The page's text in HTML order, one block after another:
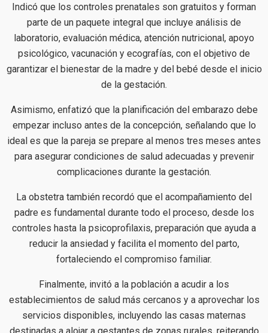
Indicó que los controles prenatales son gratuitos y forman
parte de un paquete integral que incluye análisis de
laboratorio, evaluación médica, atención nutricional, apoyo
psicológico, vacunación y ecografías, con el objetivo de
garantizar el bienestar de la madre y del bebé desde el inicio
de la gestación.
Asimismo, enfatizó que la planificación del embarazo debe
empezar incluso antes de la concepción, señalando que lo
ideal es que la pareja se prepare al menos tres meses antes
para asegurar condiciones de salud adecuadas y prevenir
complicaciones durante la gestación.
La obstetra también recordó que el acompañamiento del
padre es fundamental durante todo el proceso, desde los
controles hasta la psicoprofilaxis, preparación que ayuda a
reducir la ansiedad y facilita el momento del parto,
fortaleciendo el compromiso familiar.
Finalmente, invitó a la población a acudir a los
establecimientos de salud más cercanos y a aprovechar los
servicios disponibles, incluyendo las casas maternas